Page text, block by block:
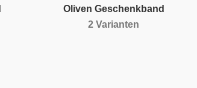
Oliven Geschenkband
2 Varianten